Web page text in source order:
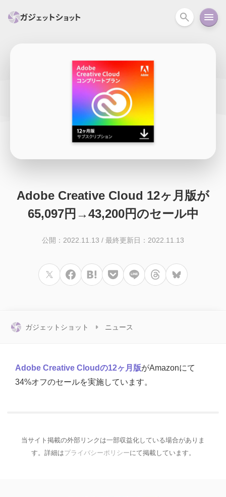
スマホ PC関連
スマートホーム アクションカメラ
iPad Android
Adobe Creative Cloud 12ヶ月版が
65,097円→43,200円のセール中
公開：2022.11.13 / 最終更新日：2022.11.13
ガジェットショット ニュース
Adobe Creative Cloudの12ヶ月版がAmazonにて
34%オフのセールを実施しています。
当サイト掲載の外部リンクは一部収益化している場合がありま
す。詳細はプライバシーポリシーにて掲載しています。